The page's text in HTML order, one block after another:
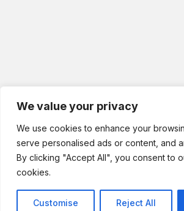
We value your privacy
We use cookies to enhance your
serve personalised ads or content, and
By clicking "Accept All", you consent to
cookies.
Customise Reject All